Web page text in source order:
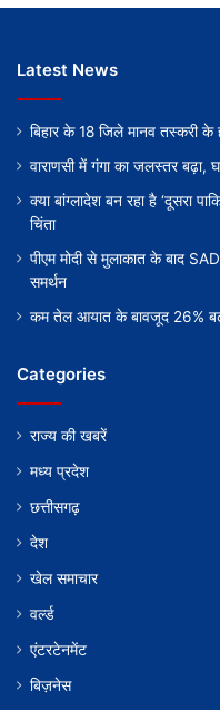
Latest News
बिहार के 18 जिले मानव तस्करी
वाराणसी में गंगा का जलस्तर बढ़ा,
क्या बांग्लादेश बन रहा है ‘दूसरा
चिंता
पीएम मोदी से मुलाकात के बाद
समर्थन
कम तेल आयात के बावजूद 26%
Categories
राज्य की खबरें
मध्य प्रदेश
छत्तीसगढ़
देश
खेल समाचार
वर्ल्ड
एंटरटेनमेंट
बिज़नेस